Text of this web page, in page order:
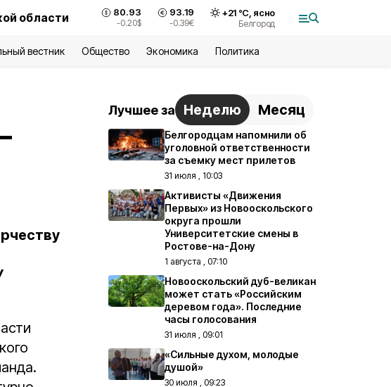
области 80.93
-0.20$
93.19
-0.39€
+21°С, ясно
Белгород
вестник Общество Экономика Политика
Лучшее за Неделю Месяц
Белгородцам напомнили об
уголовной ответственности
за съемку мест прилетов
31 июля , 10:03
Активисты «Движения
Первых» из Новооскольского
округа прошли
Университетские смены в
Ростове-на-Дону
1 августа , 07:10
Новооскольский дуб-великан
может стать «Российским
деревом года». Последние
часы голосования
31 июля , 09:01
«Сильные духом, молодые
душой»
30 июля , 09:23